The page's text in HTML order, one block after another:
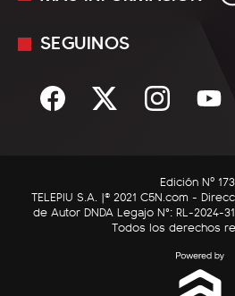
Sociedad
C5N Autos
RatingCero
Mediakit
Términos y condiciones
SEGUINOS
Edición Nº
TELEPIU S.A. |© 2021 C5N.com -
de Autor DNDA Legajo N°: RL-2024-
Todos los derechos